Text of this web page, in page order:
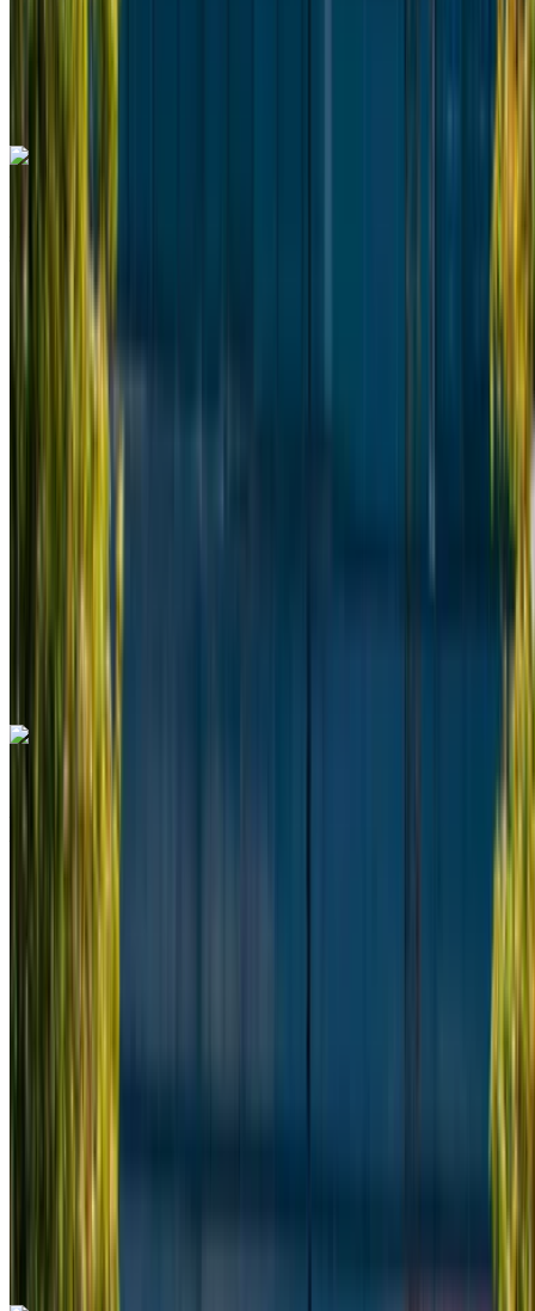
Aeroporto internazionale di Tangeri, Tangier
2022
Euro
Furgone
Diesel
MAD 2340
/ mo.
6000 km
Mercedes Benz Vito 2024
Aeroporto internazionale di Tangeri, Tangier